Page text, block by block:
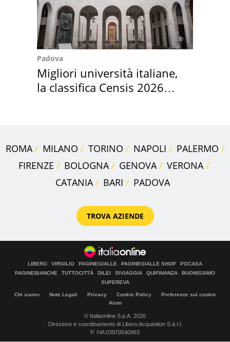
Padova
Migliori università italiane,
la classifica Censis 2026
ROMA MILANO TORINO NAPOLI
PALERMO
FIRENZE
BOLOGNA GENOVA
VERONA
CATANIA
BARI PADOVA
TROVA AZIENDE
LIBERO VIRGILIO PAGINEGIALLE PAGINEGIALLE SHOP
PGCASA
PAGINEBIANCHE
TUTTOCITTÀ DILEI SIVIAGGIA QUIFINANZA
BUONISSIMO
SUPEREVA
Chi siamo Note Legali Privacy Cookie Policy
Preferenze sui cookie
Aiuto
© Italiaonline S.p.A. 2026
Direzione e coordinamento di Libero Acquisition S.á r.l.
P. IVA 03970540963